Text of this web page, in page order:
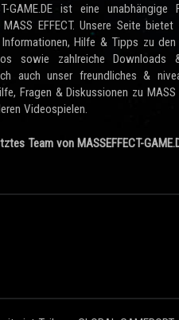
GAME.DE ist eine unabhängige
EFFECT. Unsere Seite bietet
Hilfe & Tipps zu den
sowie zahlreiche Downloads
auch unser freundliches &
Fragen & Diskussionen zu MASS
Videospielen.
Team von MASSEFFECT-